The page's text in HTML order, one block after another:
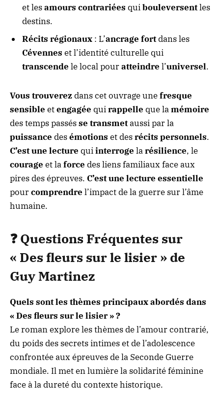
et lesamours contrariées quibouleversentles
destins.
Récits régionaux : L’ancrage fortdans les
Cévennes et l’identité culturelle qui
transcende le local pouratteindre l’universel.
Vous trouverezdans cet ouvrage unefresque
sensible etengagée quirappelle que lamémoire
des temps passésse transmetaussi par la
puissance desémotions et desrécits personnels.
C’est une lecture quiinterroge larésilience, le
courage et laforce des liens familiaux face aux
pires des épreuves. C’est une lecture essentielle
pourcomprendre l’impact de la guerre sur l’âme
humaine.
❓ Questions Fréquentes sur
« Des fleurs sur le lisier » de
Guy Martinez
Quels sont les thèmes principaux abordés dans
« Des fleurs sur le lisier » ?
Le roman explore les thèmes de l’amour contrarié,
du poids des secrets intimes et de l’adolescence
confrontée aux épreuves de la Seconde Guerre
mondiale. Il met en lumière la solidarité féminine
face à la dureté du contexte historique.